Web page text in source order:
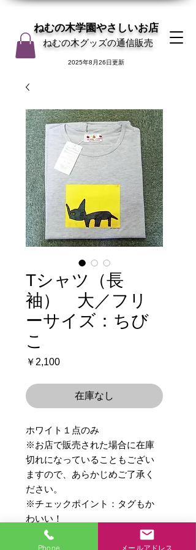
ねむの木学園やさしいお店
ねむの木グッズの通信販売
2025年8月26日更新
Tシャツ（長
袖） 大／フリ
ーサイズ：ちび
こ
￥2,100価
在庫なし
ホワイト１点のみ
※お店で販売された場合に在庫
切れになっていることもござい
ますので、あらかじめご了承く
ださい。
※チェックポイント：タグもか
わいい！
Phone メールアドレス